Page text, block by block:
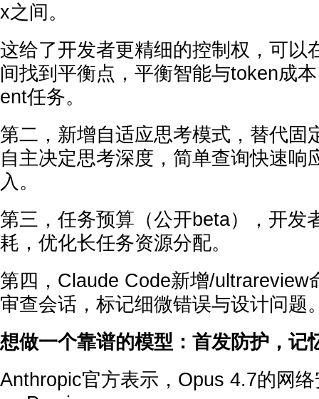
x之间。
这给了开发者更精细的控制权，可以
间找到平衡点，平衡智能与token成
ent任务。
第二，新增自适应思考模式，替代固
自主决定思考深度，简单查询快速响
入。
第三，任务预算（公开beta），开发
耗，优化长任务资源分配。
第四，Claude Code新增/ultrareview
审查会话，标记细微错误与设计问题
想做一个靠谱的模型：首发防护，记
Anthropic官方表示，Opus 4.7的网